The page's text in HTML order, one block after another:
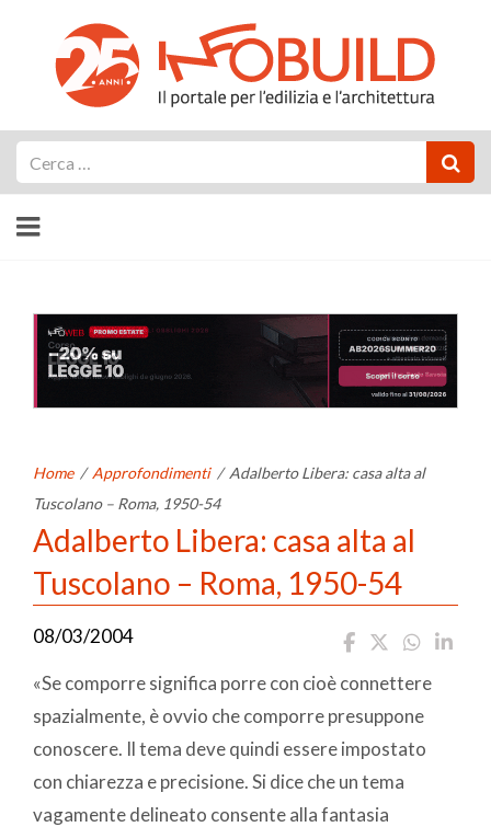
Home / Approfondimenti / Adalberto Libera: casa alta al
Tuscolano – Roma, 1950-54
Adalberto Libera: casa alta al
Tuscolano – Roma, 1950-54
08/03/2004
«Se comporre significa porre con cioè connettere
spazialmente, è ovvio che comporre presuppone
conoscere. Il tema deve quindi essere impostato
con chiarezza e precisione. Si dice che un tema
vagamente delineato consente alla fantasia